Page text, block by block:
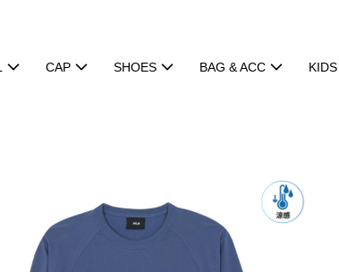
CAP SHOES BAG & ACC KIDS